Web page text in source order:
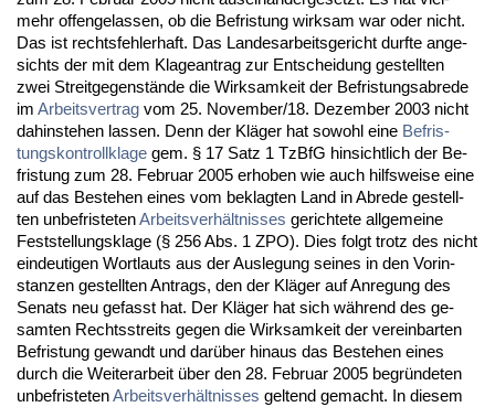
mehr of­fen­ge­las­sen, ob die Be­fris­tung wirk­sam war oder nicht.
Das ist rechts­feh­ler­haft. Das Lan­des­ar­beits­ge­richt durf­te an­ge­
sichts der mit dem Kla­ge­an­trag zur Ent­schei­dung ge­stell­ten
zwei Streit­ge­genstände die Wirk­sam­keit der Be­fris­tungs­ab­re­de
im Ar­beits­ver­trag vom 25. No­vem­ber/18. De­zem­ber 2003 nicht
da­hin­ste­hen las­sen. Denn der Kläger hat so­wohl ei­ne Be­fris­
tungs­kon­troll­kla­ge gem. § 17 Satz 1 Tz­B­fG hin­sicht­lich der Be­
fris­tung zum 28. Fe­bru­ar 2005 er­ho­ben wie auch hilfs­wei­se ei­ne
auf das Be­ste­hen ei­nes vom be­klag­ten Land in Ab­re­de ge­stell­
ten un­be­fris­te­tenAr­beits­verhält­nis­ses ge­rich­te­te all­ge­mei­ne
Fest­stel­lungs­kla­ge (§ 256 Abs. 1 ZPO). Dies folgt trotz des nicht
ein­deu­ti­gen Wort­lauts aus der Aus­le­gung sei­nes in den Vor­in­
stan­zen ge­stell­ten An­trags, den der Kläger auf An­re­gung des
Se­nats neu ge­fasst hat. Der Kläger hat sich während des ge­
sam­ten Rechts­streits ge­gen die Wirk­sam­keit der ver­ein­bar­ten
Be­fris­tung ge­wandt und darüber hin­aus das Be­ste­hen ei­nes
durch die Wei­ter­ar­beit über den 28. Fe­bru­ar 2005 be­gründe­ten
un­be­fris­te­tenAr­beits­verhält­nis­ses gel­tend ge­macht. In die­sem